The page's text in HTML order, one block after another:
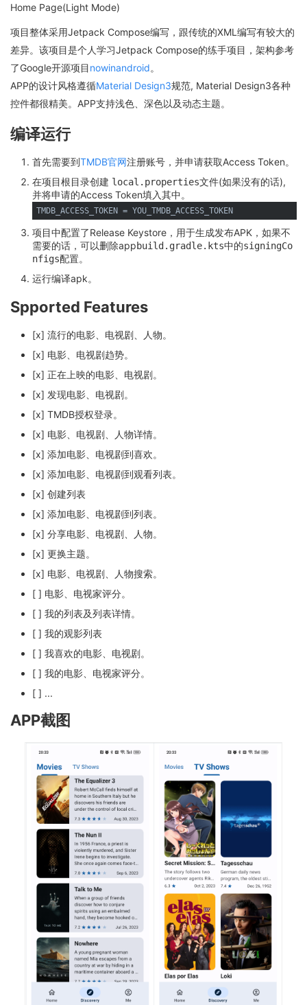
Home Page(Light Mode)
项目整体采用Jetpack Compose编写，跟传统的XML编写有较大的
差异。该项目是个人学习Jetpack Compose的练手项目，架构参考
了Google开源项目nowinandroid。
APP的设计风格遵循Material Design3规范, Material Design3各种
控件都很精美。APP支持浅色、深色以及动态主题。
编译运行
首先需要到TMDB官网注册账号，并申请获取Access Token。
在项目根目录创建 local.properties文件(如果没有的话),
并将申请的Access Token填入其中。
项目中配置了Release Keystore，用于生成发布APK，如果不
需要的话，可以删除appbuild.gradle.kts中的signingCo
nfigs配置。
运行编译apk。
Spported Features
[x] 流行的电影、电视剧、人物。
[x] 电影、电视剧趋势。
[x] 正在上映的电影、电视剧。
[x] 发现电影、电视剧。
[x] TMDB授权登录。
[x] 电影、电视剧、人物详情。
[x] 添加电影、电视剧到喜欢。
[x] 添加电影、电视剧到观看列表。
[x] 创建列表
[x] 添加电影、电视剧到列表。
[x] 分享电影、电视剧、人物。
[x] 更换主题。
[x] 电影、电视剧、人物搜索。
[ ] 电影、电视家评分。
[ ] 我的列表及列表详情。
[ ] 我的观影列表
[ ] 我喜欢的电影、电视剧。
[ ] 我的电影、电视家评分。
[ ] ...
APP截图